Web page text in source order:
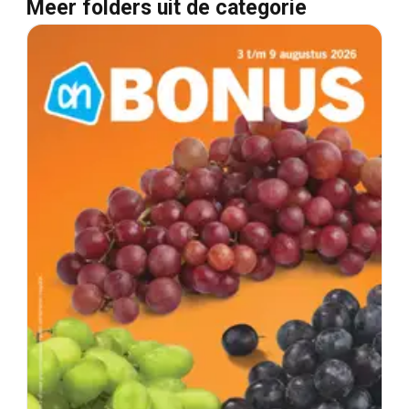
Meer folders uit de categorie